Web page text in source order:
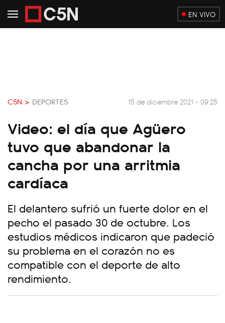
EN VIVO
C5N > DEPORTES 15 de diciembre 2021 - 09:25
Video: el día que Agüero
tuvo que abandonar la
cancha por una arritmia
cardíaca
El delantero sufrió un fuerte dolor en el
pecho el pasado 30 de octubre. Los
estudios médicos indicaron que padeció
su problema en el corazón no es
compatible con el deporte de alto
rendimiento.